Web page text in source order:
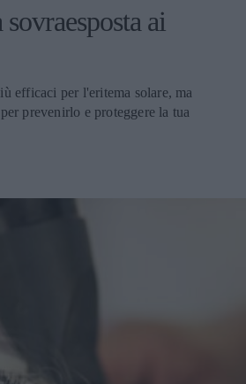
ai
efficaci per l'eritema solare, ma
prevenirlo e proteggere la tua